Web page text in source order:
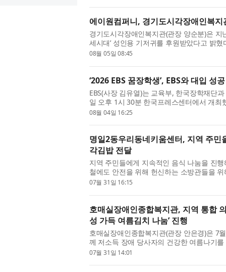
에이원컴퍼니, 경기도시각장애인복지
경기도시각장애인복지관(관장 양순분)은 지
세시대’ 성인용 기저귀를 후원받았다고 밝
인복지관이 함께하는 첫 나눔으로, ...
08월 05일 08:45
‘2026 EBS 꿈장학생’, EBS와 대입 성
EBS(사장 김유열)는 교육부, 한국장학재단
일 오후 1시 30분 한국프레스센터에서 개최
된 ‘EBS 꿈장학생’은 올해까지 16...
08월 04일 16:25
명일2동우리동네키움센터, 지역 주민
각김밥 전달
지역 주민들에게 지속적인 음식 나눔을 진
철에도 안전을 위해 헌신하는 소방관들을
방서길동 119안전센터를 방문해 아...
07월 31일 16:15
호매실장애인종합복지관, 지역 통합
성 가득 여름김치 나눔’ 진행
호매실장애인종합복지관(관장 안은경)은 7
께 저소득 장애 당사자의 건강한 여름나기
진행했다고 밝혔다. 호매실메디...
07월 31일 14:01